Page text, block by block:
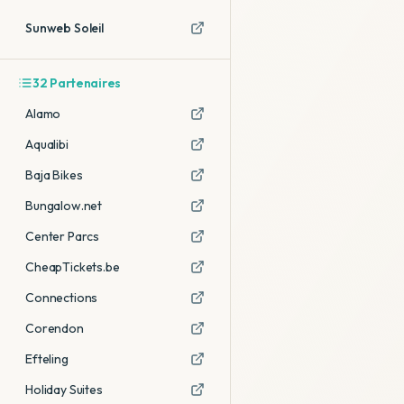
Sunweb Soleil
32 Partenaires
Alamo
Aqualibi
Baja Bikes
Bungalow.net
Center Parcs
CheapTickets.be
Connections
Corendon
Efteling
Holiday Suites